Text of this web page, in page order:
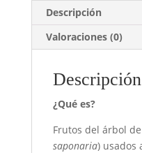
Descripción
Valoraciones (0)
Descripción
¿Qué es?
Frutos del árbol
saponaria) usados